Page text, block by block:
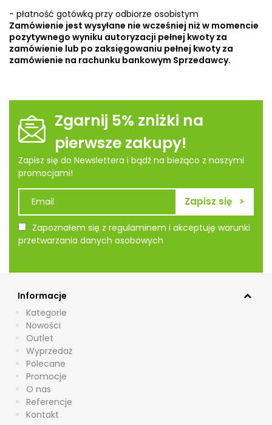
- płatność gotówką przy odbiorze osobistym
Zamówienie jest wysyłane nie wcześniej niż w momencie
pozytywnego wyniku autoryzacji pełnej kwoty za
zamówienie lub po zaksięgowaniu pełnej kwoty za
zamówienie na rachunku bankowym Sprzedawcy.
Zgarnij 5% zniżki na
pierwsze zakupy!
Zapisz się do Newslettera i bądź na bieżąco z naszymi
promocjami!
Zapoznałem się z regulaminem i akceptuję warunki
przetwarzania danych osobowych
Informacje
Kategorie
Nowości
Outlet
Wyprzedaż
Polecane
Promocje
O nas
Referencje
Kontakt